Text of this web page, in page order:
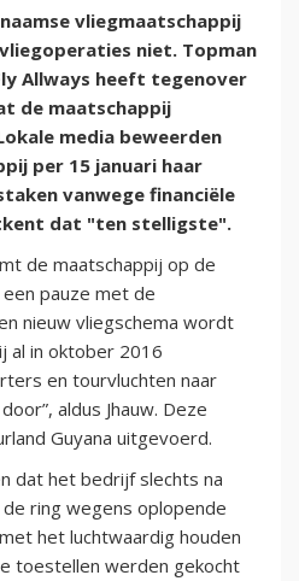
vliegmaatschappij
niet. Topman
Allways heeft tegenover
de maatschappij
media beweerden
per 15 januari haar
vanwege financiële
dat "ten stelligste".
de maatschappij op de
pauze met de
nieuw vliegschema wordt
al in oktober 2016
en tourvluchten naar
aldus Jhauw. Deze
Guyana uitgevoerd.
dat het bedrijf slechts na
ring wegens oplopende
het luchtwaardig houden
toestellen werden gekocht